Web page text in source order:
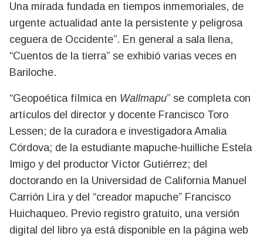
Una mirada fundada en tiempos inmemoriales, de
urgente actualidad ante la persistente y peligrosa
ceguera de Occidente”. En general a sala llena,
“Cuentos de la tierra” se exhibió varias veces en
Bariloche.
“Geopoética fílmica en Wallmapu” se completa con
artículos del director y docente Francisco Toro
Lessen; de la curadora e investigadora Amalia
Córdova; de la estudiante mapuche-huilliche Estela
Imigo y del productor Víctor Gutiérrez; del
doctorando en la Universidad de California Manuel
Carrión Lira y del “creador mapuche” Francisco
Huichaqueo. Previo registro gratuito, una versión
digital del libro ya está disponible en la página web